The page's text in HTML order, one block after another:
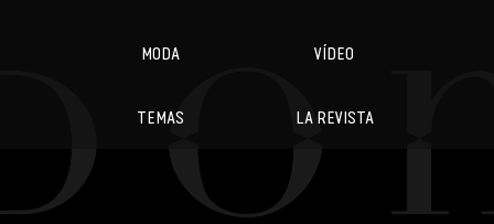
MODA VÍDEO
TEMAS LA REVISTA